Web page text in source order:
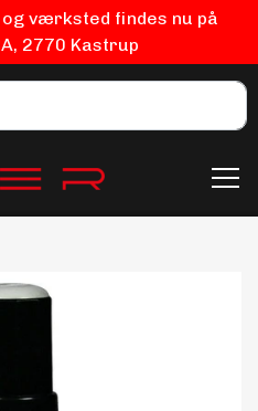
værksted findes nu på
2770 Kastrup